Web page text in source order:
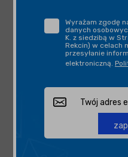
Wyrażam zgodę
danych
K. z siedzibą w
Rekcin) w celach
przesyłanie
elektroniczną.